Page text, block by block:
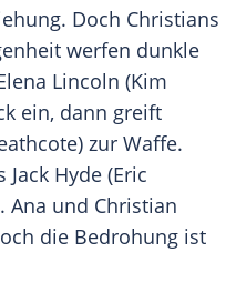
Doch Christians
werfen dunkle
Lincoln (Kim
ein, dann greift
) zur Waffe.
Jack Hyde (Eric
Ana und Christian
die Bedrohung ist